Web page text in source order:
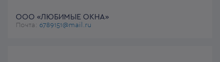
ООО «ЛЮБИМЫЕ ОКНА»
Почта: 6789151@mail.ru